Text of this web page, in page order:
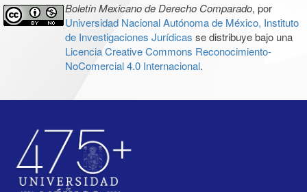
Boletín Mexicano de Derecho Comparado, por
Universidad Nacional Autónoma de México, Instituto
de Investigaciones Jurídicas se distribuye bajo una
Licencia Creative Commons Reconocimiento-
NoComercial 4.0 Internacional.